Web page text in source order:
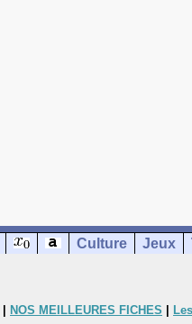
Culture Jeux
NOS MEILLEURES FICHES